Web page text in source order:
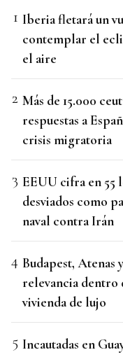
Iberia fletará un
contemplar el
el aire
Más de 15.000
respuestas a
crisis migratoria
EEUU cifra en 55
desviados como
naval contra Irán
Budapest, Atenas
relevancia dentro
vivienda de lujo
Incautadas en